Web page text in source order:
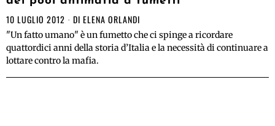
10 LUGLIO 2012 DI ELENA ORLANDI
"Un fatto umano" è un fumetto che ci spinge a ricordare
quattordici anni della storia d’Italia e la necessità di continuare a
lottare contro la mafia.